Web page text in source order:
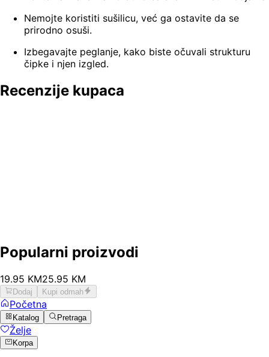
Nemojte koristiti sušilicu, već ga ostavite da se
prirodno osuši.
Izbegavajte peglanje, kako biste očuvali strukturu
čipke i njen izgled.
Recenzije kupaca
Popularni proizvodi
19.95 KM25.95 KM
Dodaj Kupi odmah
Početna
Katalog Pretraga
Želje
Korpa